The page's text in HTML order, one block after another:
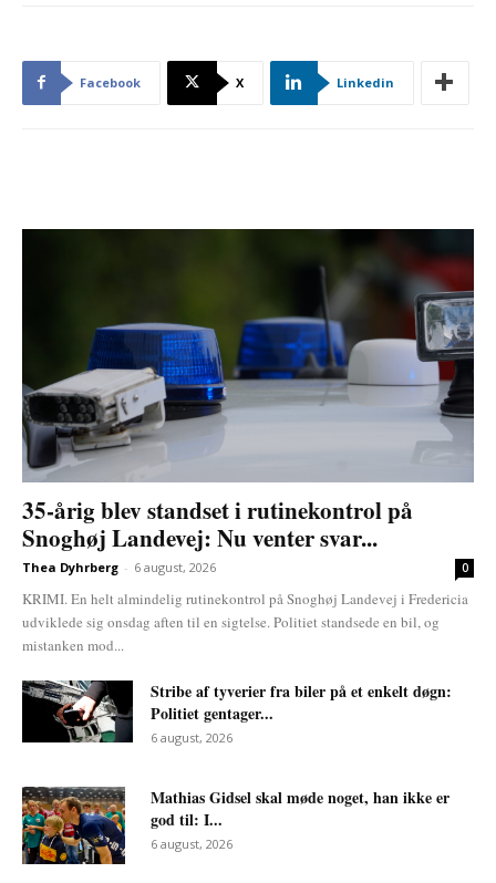
Facebook X Linkedin
35-årig blev standset i rutinekontrol på
Snoghøj Landevej: Nu venter svar...
Thea Dyhrberg - 6 august, 2026 0
KRIMI. En helt almindelig rutinekontrol på Snoghøj Landevej i Fredericia
udviklede sig onsdag aften til en sigtelse. Politiet standsede en bil, og
mistanken mod...
Stribe af tyverier fra biler på et enkelt døgn:
Politiet gentager...
6 august, 2026
Mathias Gidsel skal møde noget, han ikke er
god til: I...
6 august, 2026